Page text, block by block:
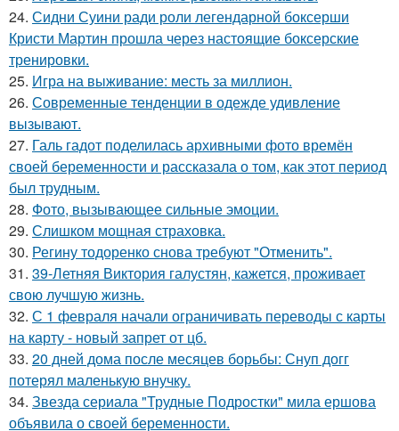
24. Сидни Суини ради роли легендарной боксерши
Кристи Мартин прошла через настоящие боксерские
тренировки.
25. Игра на выживание: месть за миллион.
26. Современные тенденции в одежде удивление
вызывают.
27. Галь гадот поделилась архивными фото времён
своей беременности и рассказала о том, как этот период
был трудным.
28. Фото, вызывающее сильные эмоции.
29. Слишком мощная страховка.
30. Регину тодоренко снова требуют "Отменить".
31. 39-Летняя Виктория галустян, кажется, проживает
свою лучшую жизнь.
32. С 1 февраля начали ограничивать переводы с карты
на карту - новый запрет от цб.
33. 20 дней дома после месяцев борьбы: Снуп догг
потерял маленькую внучку.
34. Звезда сериала "Трудные Подростки" мила ершова
объявила о своей беременности.